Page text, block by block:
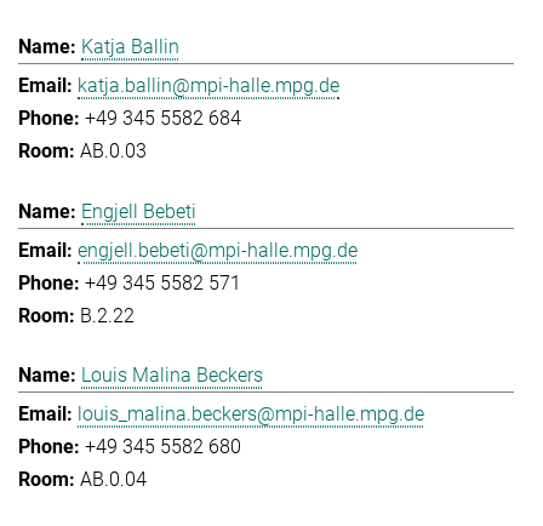
Katja Ballin
katja.ballin@mpi-halle.mpg.de
+49 345 5582 684
AB.0.03
Engjell Bebeti
engjell.bebeti@mpi-halle.mpg.de
+49 345 5582 571
B.2.22
Louis Malina Beckers
louis_malina.beckers@mpi-halle.mpg.de
+49 345 5582 680
AB.0.04